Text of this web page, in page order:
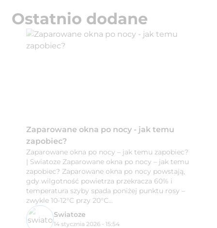
Ostatnio dodane
Zaparowane okna po nocy - jak temu
zapobiec?
Zaparowane okna po nocy – jak temu zapobiec?
| Swiatoze Zaparowane okna po nocy – jak temu
zapobiec? Zaparowane okna po nocy powstają,
gdy wilgotność powietrza przekracza 60% i
temperatura szyby spada poniżej punktu rosy –
zwykle 10-12°C przy 20°C...
Swiatoze
14 stycznia 2026 - 15:54